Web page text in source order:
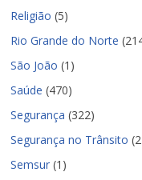
Religião (5)
Rio Grande do Norte
São João (1)
Saúde (470)
Segurança (322)
Segurança no Trânsito
Semsur (1)